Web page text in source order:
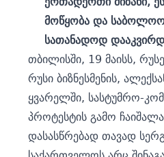
მოწყობა და
სათანადოდ
თბილისში, 19 მაისს,
რუსი ბიზნესმენის,
ყვარელში, სასტუმრო-
პროტესტის გამო
დასასწრებად თავად